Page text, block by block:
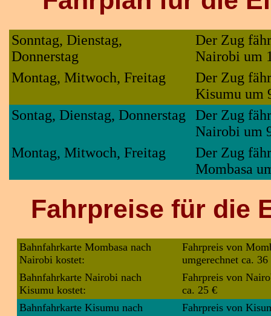
Sonntag, Dienstag,
Donnerstag
Der Zug
Nairobi um
Montag, Mitwoch, Freitag
Der Zug
Kisumu um
Sontag, Dienstag, Donnerstag
Der Zug
Nairobi um
Montag, Mitwoch, Freitag
Der Zug
Mombasa
Fahrpreise für die
Bahnfahrkarte Mombasa nach
Nairobi kostet:
Fahrpreis von
umgerechnet ca. 36
Bahnfahrkarte Nairobi nach
Kisumu kostet:
Fahrpreis von
ca. 25 €
Bahnfahrkarte Kisumu nach
Fahrpreis von